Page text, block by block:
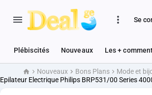
Se
Plébiscités Nouveaux Les +
AccueilNouveaux Bons Plans Mode et